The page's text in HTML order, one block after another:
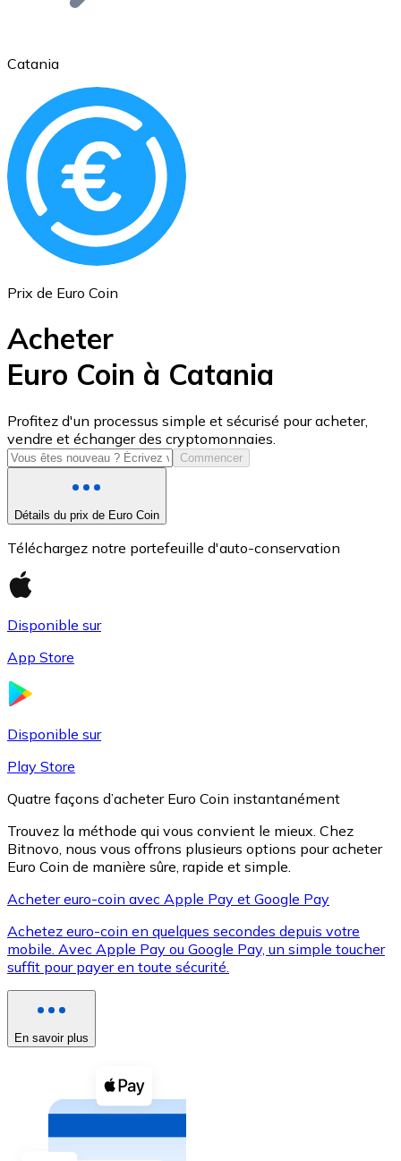
Ethereum
ETH
USD Coin
USDC
XRP
XRP
Voir toutes
Coupons crypto
Achetez des cryptomonnaies en espèces et d'autres
Acheter avec espèces
Catania
Prix de Euro Coin
Acheter
Euro Coin à Catania
Profitez d'un processus simple et sécurisé pour acheter,
vendre et échanger des cryptomonnaies.
Commencer
Détails du prix de Euro Coin
Téléchargez notre portefeuille d'auto-conservation
Disponible sur
App Store
Disponible sur
Play Store
Quatre façons d’acheter Euro Coin instantanément
Trouvez la méthode qui vous convient le mieux. Chez
Bitnovo, nous vous offrons plusieurs options pour acheter
Euro Coin de manière sûre, rapide et simple.
Acheter euro-coin avec Apple Pay et Google Pay
Achetez euro-coin en quelques secondes depuis votre
mobile. Avec Apple Pay ou Google Pay, un simple toucher
suffit pour payer en toute sécurité.
En savoir plus